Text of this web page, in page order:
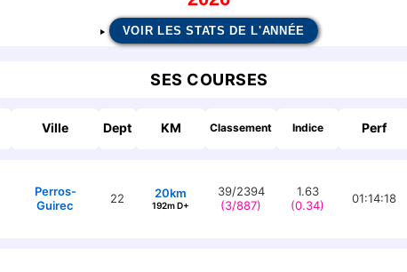
VOIR LES STATS DE L'ANNÉE
SES COURSES
Ville Dept KM Classement Indice Perf
Perros-
Guirec
22 20km
192m D+
39/2394
(3/887)
1.63
(0.34)
01:14:18